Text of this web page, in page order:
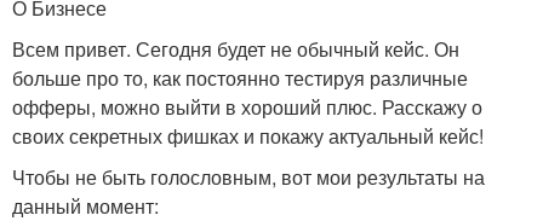
О Бизнесе
Всем привет. Сегодня будет не обычный кейс. Он
больше про то, как постоянно тестируя различные
офферы, можно выйти в хороший плюс. Расскажу о
своих секретных фишках и покажу актуальный кейс!
Чтобы не быть голословным, вот мои результаты на
данный момент: